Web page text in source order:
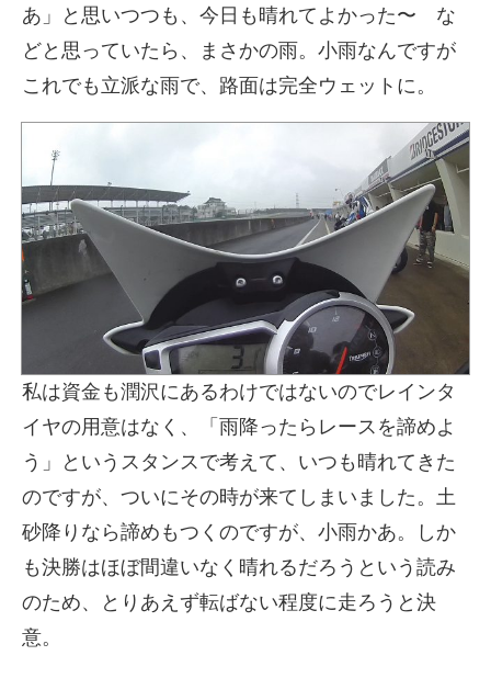
あ」と思いつつも、今日も晴れてよかった〜 な
どと思っていたら、まさかの雨。小雨なんですが
これでも立派な雨で、路面は完全ウェットに。
私は資金も潤沢にあるわけではないのでレインタ
イヤの用意はなく、「雨降ったらレースを諦めよ
う」というスタンスで考えて、いつも晴れてきた
のですが、ついにその時が来てしまいました。土
砂降りなら諦めもつくのですが、小雨かあ。しか
も決勝はほぼ間違いなく晴れるだろうという読み
のため、とりあえず転ばない程度に走ろうと決
意。